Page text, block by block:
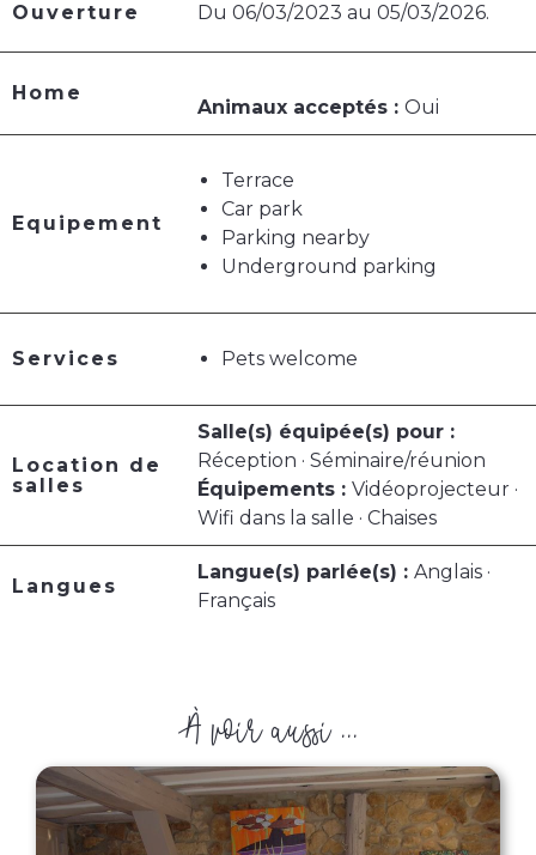
Ouverture Du 06/03/2023 au 05/03/2026.
Home
Animaux acceptés : Oui
Equipement
Terrace
Car park
Parking nearby
Underground parking
Services Pets welcome
Location de
salles
Salle(s) équipée(s) pour :
Réception · Séminaire/réunion
Équipements : Vidéoprojecteur ·
Wifi dans la salle · Chaises
Langues
Langue(s) parlée(s) : Anglais ·
Français
À voir aussi ...